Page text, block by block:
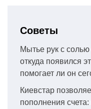
Советы
Мытье рук с солью
откуда появился
помогает ли он
Киевстар
пополнения счета: